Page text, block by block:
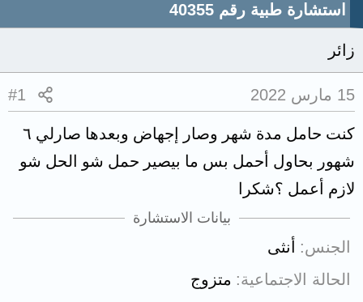
استشارة طبية رقم 40355
زائر
15 مارس 2022 #1
كنت حامل مدة شهر وصار إجهاض وبعدها صارلي ٦
شهور بحاول أحمل بس ما بيصير حمل شو الحل شو
لازم أعمل ؟شكرا
بيانات الاستشارة
الجنس
أنثى
الحالة الاجتماعية
متزوج